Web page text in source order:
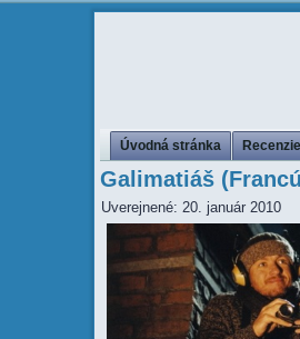
Úvodná stránka Recenzie
Galimatiáš
Uverejnené: 20. január 2010